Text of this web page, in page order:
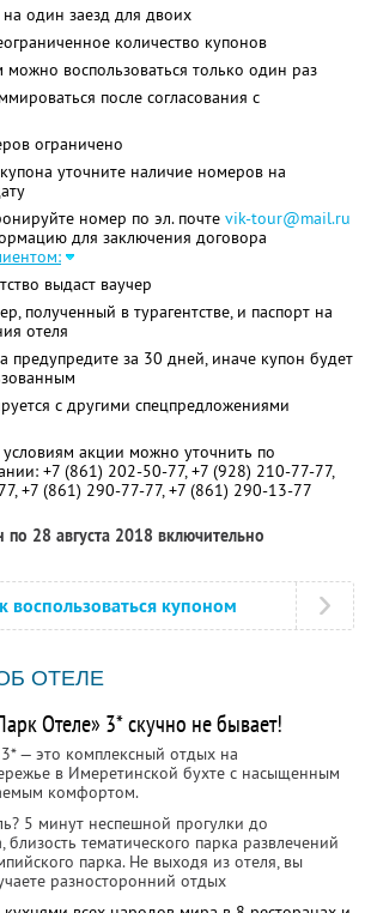
на один заезд для двоих
количество купонов
воспользоваться только один раз
после согласования с
ограничено
уточните наличие номеров на
номер по эл. почте vik-tour@mail.ru
для заключения договора
выдаст ваучер
полученный в турагентстве, и паспорт на
отеля
предупредите за 30 дней, иначе купон будет
с другими спецпредложениями
акции можно уточнить по
+7 (861) 202-50-77,+7 (928) 210-77-77,
,+7 (861) 290-77-77,+7 (861) 290-13-77
по 28 августа 2018 включительно
воспользоваться купоном
ОТЕЛЕ
Отеле» 3* скучно не бывает!
— это комплексный отдых на
в Имеретинской бухте с насыщенным
комфортом.
5 минут неспешной прогулки до
близость тематического парка развлечений
парка. Не выходя из отеля, вы
разносторонний отдых